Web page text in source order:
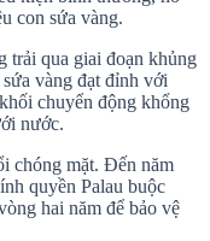
con sứa vàng.
trải qua giai đoạn khủng
vàng đạt đỉnh với
chuyển động khổng
nước.
chóng mặt. Đến năm
quyền Palau buộc
hai năm để bảo vệ